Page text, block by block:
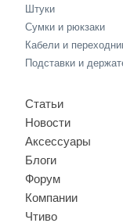
Штуки
Сумки и рюкзаки
Кабели и
Подставки и
Статьи
Новости
Аксессуары
Блоги
Форум
Компании
Чтиво